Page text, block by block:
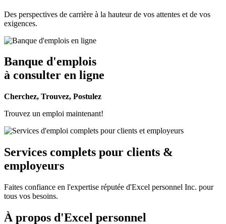
Des perspectives de carrière à la hauteur de vos attentes et de vos
exigences.
Banque d'emplois
à consulter en ligne
Cherchez, Trouvez, Postulez
Trouvez un emploi maintenant!
Services complets pour clients &
employeurs
Faites confiance en l'expertise réputée d'Excel personnel Inc. pour
tous vos besoins.
À propos d'Excel personnel